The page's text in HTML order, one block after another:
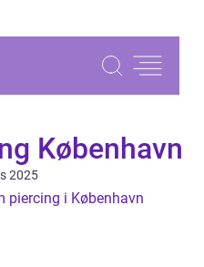
København
2025
piercing i København